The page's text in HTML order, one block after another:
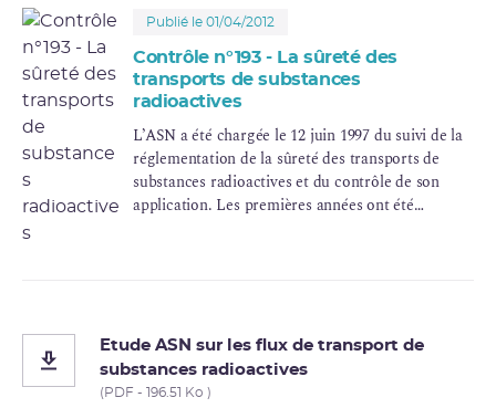
Publié le 01/04/2012
Contrôle n°193 - La sûreté des
transports de substances
radioactives
L’ASN a été chargée le 12 juin 1997 du suivi de la
réglementation de la sûreté des transports de
substances radioactives et du contrôle de son
application. Les premières années ont été
l’Institut deradioprotectionet de sûreté nucléaire
(IRSN).
Etude ASN sur les flux de transport de
substances radioactives
(PDF - 196.51 Ko )